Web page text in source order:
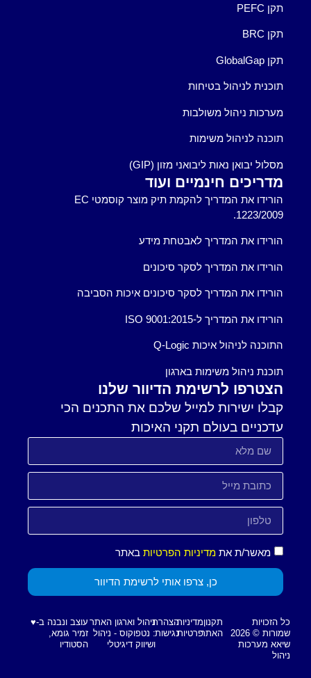
תקן PEFC
תקן BRC
תקן GlobalGap
תוכנית לניהול בטיחות
מערכות ניהול משולבות
תוכנה לניהול משימות
מסלול יבואן נאות ליבואני מזון (GIP)
מדריכים חינמיים ועוד
הורידו את המדריך להקמת תיק מוצר קוסמטי EC
1223/2009.
הורידו את המדריך לאבטחת מידע
הורידו את המדריך לסקר סיכונים
הורידו את המדריך לסקר סיכונים איכות הסביבה
הורידו את המדריך ל-ISO 9001:2015
התוכנה לניהול איכות Q-Logic
תוכנת ניהול משימות בארגון
הצטרפו לרשימת הדיוור שלנו
קבלו ישירות למייל שלכם את התכנים הכי
עדכניים בעולם תקני האיכות
מאשר/ת את מדיניות הפרטיות באתר
כן, צרפו אותי לרשימת הדיוור
כל הזכויות
שמורות © 2026
שיאא מערכות
ניהול
תקנון
האתר
מדיניות
פרטיות
הצהרת
נגישות
ניהול וארגון האתר
: נטפוקוס - ניהול
ושיווק דיגיטלי
עוצב ונבנה ב-♥︎
זמיר גומא,
הסטודיו